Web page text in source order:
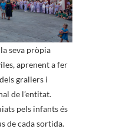
seva pròpia
aprenent a fer
grallers i
de l’entitat.
pels infants és
de cada sortida.